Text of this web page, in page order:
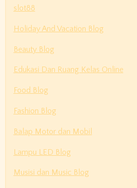
slot88
Holiday And Vacation Blog
Beauty Blog
Edukasi Dan Ruang Kelas Online
Food Blog
Fashion Blog
Balap Motor dan Mobil
Lampu LED Blog
Musisi dan Music Blog